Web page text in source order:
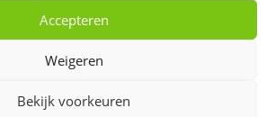
Accepteren
Weigeren
Bekijk voorkeuren
Copyright 2026 - 't Klavertje Vier